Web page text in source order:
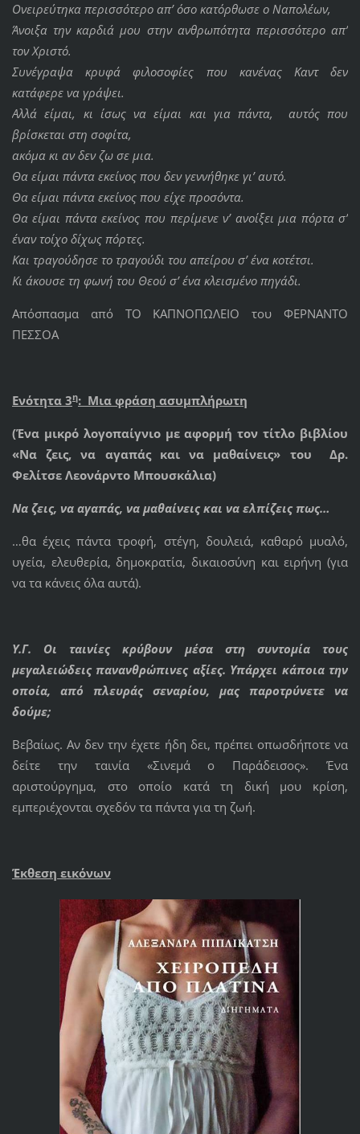
Ονειρεύτηκα περισσότερο απ’ όσο κατόρθωσε ο Ναπολέων,
Άνοιξα την καρδιά μου στην ανθρωπότητα περισσότερο απ’
τον Χριστό.
Συνέγραψα κρυφά φιλοσοφίες που κανένας Καντ δεν
κατάφερε να γράψει.
Αλλά είμαι, κι ίσως να είμαι και για πάντα, αυτός που
βρίσκεται στη σοφίτα,
ακόμα κι αν δεν ζω σε μια.
Θα είμαι πάντα εκείνος που δεν γεννήθηκε γι’ αυτό.
Θα είμαι πάντα εκείνος που είχε προσόντα.
Θα είμαι πάντα εκείνος που περίμενε ν’ ανοίξει μια πόρτα σ’
έναν τοίχο δίχως πόρτες.
Και τραγούδησε το τραγούδι του απείρου σ’ ένα κοτέτσι.
Κι άκουσε τη φωνή του Θεού σ’ ένα κλεισμένο πηγάδι.
Απόσπασμα από ΤΟ ΚΑΠΝΟΠΩΛΕΙΟ του ΦΕΡΝΑΝΤΟ
ΠΕΣΣΟΑ
Ενότητα 3η: Μια φράση ασυμπλήρωτη
(Ένα μικρό λογοπαίγνιο με αφορμή τον τίτλο βιβλίου
«Να ζεις, να αγαπάς και να μαθαίνεις» του
Δρ.
Φελίτσε Λεονάρντο Μπουσκάλια)
Να ζεις, να αγαπάς, να μαθαίνεις και να ελπίζεις πως…
…θα έχεις πάντα τροφή, στέγη, δουλειά, καθαρό μυαλό,
υγεία, ελευθερία, δημοκρατία, δικαιοσύνη και ειρήνη (για
να τα κάνεις όλα αυτά).
Υ.Γ. Οι ταινίες κρύβουν μέσα στη συντομία τους
μεγαλειώδεις πανανθρώπινες αξίες. Υπάρχει κάποια την
οποία, από πλευράς σεναρίου, μας παροτρύνετε να
δούμε;
Βεβαίως. Αν δεν την έχετε ήδη δει, πρέπει οπωσδήποτε να
δείτε την ταινία «Σινεμά ο Παράδεισος». Ένα
αριστούργημα, στο οποίο κατά τη δική μου κρίση,
εμπεριέχονται σχεδόν τα πάντα για τη ζωή.
Έκθεση εικόνων